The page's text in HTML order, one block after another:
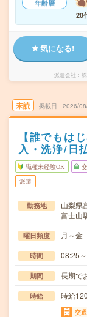
年齢層
20
気になる!
派遣会社
未読 掲載日 2026/
【誰でもは
入・洗浄/日
職種未経験OK
派遣
勤務地
山梨県
富士山
曜日頻度 月～金
時間 08:25
期間 長期で
時給 時給
交